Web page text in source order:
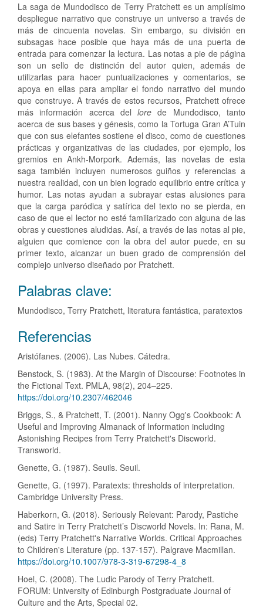
La saga de Mundodisco de Terry Pratchett es un amplísimo
despliegue narrativo que construye un universo a través de
más de cincuenta novelas. Sin embargo, su división en
subsagas hace posible que haya más de una puerta de
entrada para comenzar la lectura. Las notas a pie de página
son un sello de distinción del autor quien, además de
utilizarlas para hacer puntualizaciones y comentarios, se
apoya en ellas para ampliar el fondo narrativo del mundo
que construye. A través de estos recursos, Pratchett ofrece
más información acerca dellore de Mundodisco, tanto
acerca de sus bases y génesis, como la Tortuga Gran A’Tuin
que con sus elefantes sostiene el disco, como de cuestiones
prácticas y organizativas de las ciudades, por ejemplo, los
gremios en Ankh-Morpork. Además, las novelas de esta
saga también incluyen numerosos guiños y referencias a
nuestra realidad, con un bien logrado equilibrio entre crítica y
humor. Las notas ayudan a subrayar estas alusiones para
que la carga paródica y satírica del texto no se pierda, en
caso de que el lector no esté familiarizado con alguna de las
obras y cuestiones aludidas. Así, a través de las notas al pie,
alguien que comience con la obra del autor puede, en su
primer texto, alcanzar un buen grado de comprensión del
complejo universo diseñado por Pratchett.
Palabras clave:
Mundodisco, Terry Pratchett, literatura fantástica, paratextos
Detalles
del
artículo
Referencias
Aristófanes. (2006). Las Nubes. Cátedra.
Benstock, S. (1983). At the Margin of Discourse: Footnotes in
the Fictional Text. PMLA, 98(2), 204–225.
https://doi.org/10.2307/462046
Briggs, S., & Pratchett, T. (2001). Nanny Ogg's Cookbook: A
Useful and Improving Almanack of Information including
Astonishing Recipes from Terry Pratchett's Discworld.
Transworld.
Genette, G. (1987). Seuils. Seuil.
Genette, G. (1997). Paratexts: thresholds of interpretation.
Cambridge University Press.
Haberkorn, G. (2018). Seriously Relevant: Parody, Pastiche
and Satire in Terry Pratchett’s Discworld Novels. In: Rana, M.
(eds) Terry Pratchett's Narrative Worlds. Critical Approaches
to Children's Literature (pp. 137-157). Palgrave Macmillan.
https://doi.org/10.1007/978-3-319-67298-4_8
Hoel, C. (2008). The Ludic Parody of Terry Pratchett.
FORUM: University of Edinburgh Postgraduate Journal of
Culture and the Arts, Special 02.